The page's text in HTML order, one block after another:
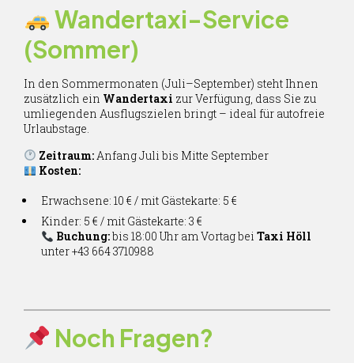
Wandertaxi-Service
(Sommer)
In den Sommermonaten (Juli–September) steht Ihnen
zusätzlich ein Wandertaxi zur Verfügung, dass Sie zu
umliegenden Ausflugszielen bringt – ideal für autofreie
Urlaubstage.
Zeitraum:Anfang Juli bis Mitte September
Kosten:
Erwachsene: 10 € / mit Gästekarte: 5 €
Kinder: 5 € / mit Gästekarte: 3 €
Buchung:bis 18:00 Uhr am Vortag beiTaxi Höll
unter +43 664 3710988
Noch Fragen?